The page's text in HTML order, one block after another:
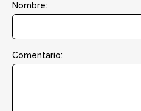
Nombre:
Comentario: